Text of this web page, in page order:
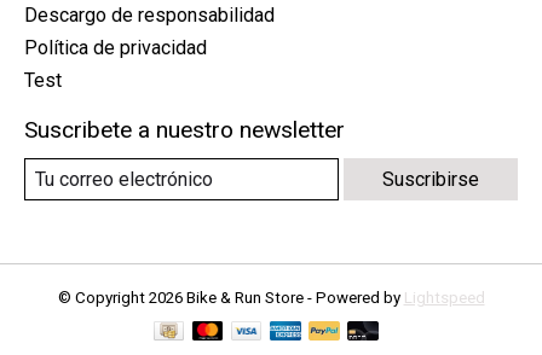
Descargo de responsabilidad
Política de privacidad
Test
Suscribete a nuestro newsletter
Suscribirse
© Copyright 2026 Bike & Run Store - Powered by Lightspeed